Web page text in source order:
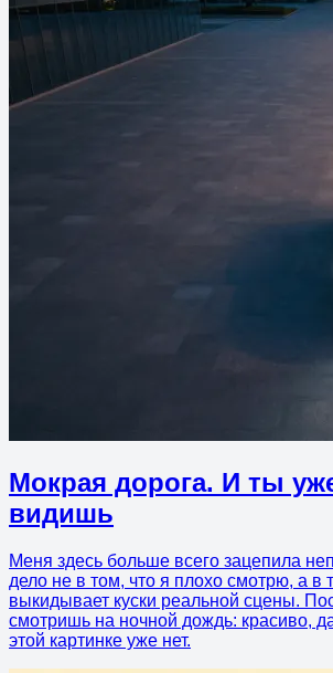
Мокрая дорога. И ты
видишь
Меня здесь больше всего зацепила
дело не в том, что я плохо смотрю, а в
выкидывает куски реальной сцены.
смотришь на ночной дождь: красиво,
этой картинке уже нет.